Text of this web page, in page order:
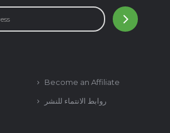
Become an Affiliate
روابط الانتماء للنشر